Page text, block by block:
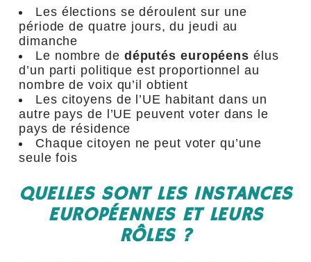
Les élections se déroulent sur une
période de quatre jours, du jeudi au
dimanche
Le nombre de députés européens élus
d’un parti politique est proportionnel au
nombre de voix qu’il obtient
Les citoyens de l’UE habitant dans un
autre pays de l’UE peuvent voter dans le
pays de résidence
Chaque citoyen ne peut voter qu’une
seule fois
QUELLES SONT LES INSTANCES
EUROPÉENNES ET LEURS
RÔLES ?